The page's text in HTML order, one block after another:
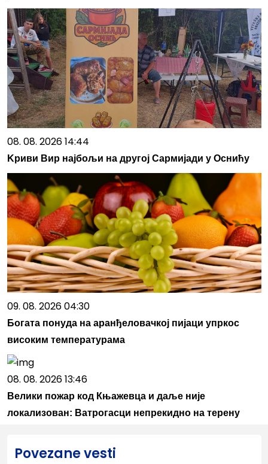
08. 08. 2026 14:44
Kриви Вир најбољи на другој Сармијади у Оснићу
09. 08. 2026 04:30
Богата понуда на аранђеловачкој пијаци упркос
високим температурама
08. 08. 2026 13:46
Велики пожар код Књажевца и даље није
локализован: Ватрогасци непрекидно на терену
Povezane vesti